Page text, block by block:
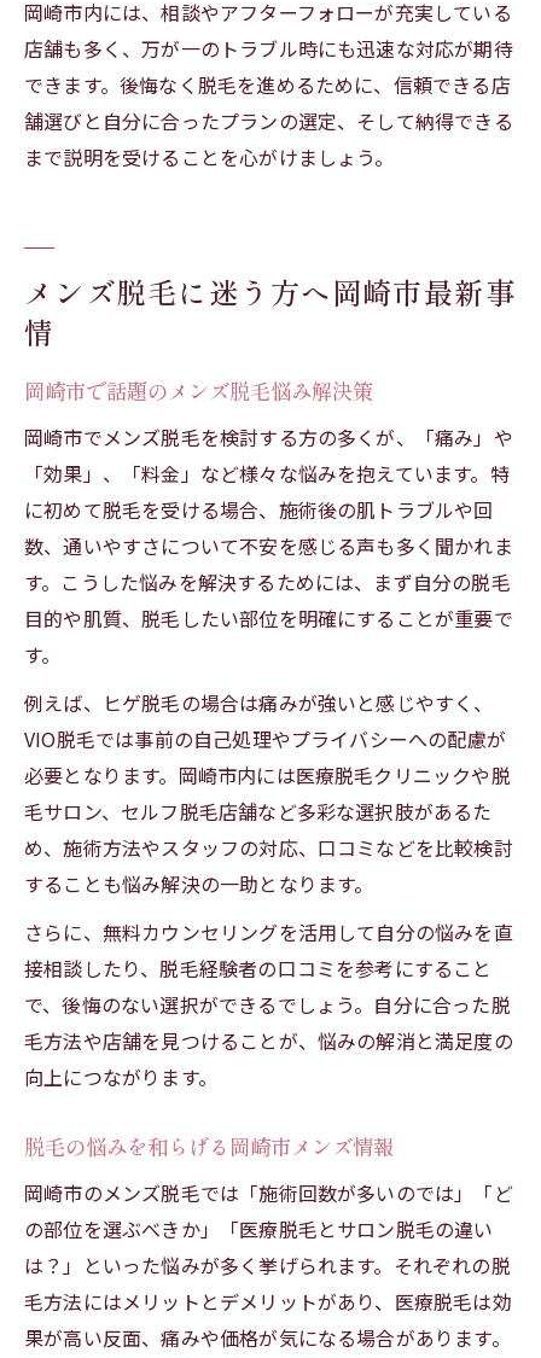
岡崎市内には、相談やアフターフォローが充実している
店舗も多く、万が一のトラブル時にも迅速な対応が期待
できます。後悔なく脱毛を進めるために、信頼できる店
舗選びと自分に合ったプランの選定、そして納得できる
まで説明を受けることを心がけましょう。
メンズ脱毛に迷う方へ岡崎市最新事
情
岡崎市で話題のメンズ脱毛悩み解決策
岡崎市でメンズ脱毛を検討する方の多くが、「痛み」や
「効果」、「料金」など様々な悩みを抱えています。特
に初めて脱毛を受ける場合、施術後の肌トラブルや回
数、通いやすさについて不安を感じる声も多く聞かれま
す。こうした悩みを解決するためには、まず自分の脱毛
目的や肌質、脱毛したい部位を明確にすることが重要で
す。
例えば、ヒゲ脱毛の場合は痛みが強いと感じやすく、
VIO脱毛では事前の自己処理やプライバシーへの配慮が
必要となります。岡崎市内には医療脱毛クリニックや脱
毛サロン、セルフ脱毛店舗など多彩な選択肢があるた
め、施術方法やスタッフの対応、口コミなどを比較検討
することも悩み解決の一助となります。
さらに、無料カウンセリングを活用して自分の悩みを直
接相談したり、脱毛経験者の口コミを参考にすること
で、後悔のない選択ができるでしょう。自分に合った脱
毛方法や店舗を見つけることが、悩みの解消と満足度の
向上につながります。
脱毛の悩みを和らげる岡崎市メンズ情報
岡崎市のメンズ脱毛では「施術回数が多いのでは」「ど
の部位を選ぶべきか」「医療脱毛とサロン脱毛の違い
は？」といった悩みが多く挙げられます。それぞれの脱
毛方法にはメリットとデメリットがあり、医療脱毛は効
果が高い反面、痛みや価格が気になる場合があります。